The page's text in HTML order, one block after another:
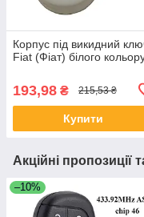
Корпус під викидний
Fiat (Фіат) білого
193,98 ₴ 215,53 ₴
Купити
Акційні пропозиції
–10%